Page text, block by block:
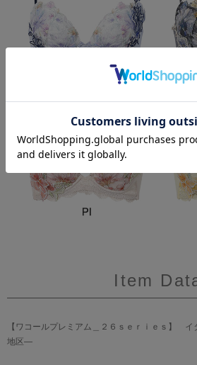
Item
【ワコールプレミアム＿２６ｓｅｒｉｅｓ】
地区―